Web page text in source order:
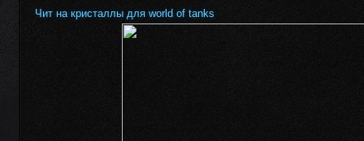
Чит на кристаллы для world of tanks